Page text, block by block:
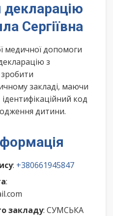
декларацію
Сергіївна
медичної допомоги
з
закладі, маючи
ідентифікаційний код
дитини.
: +380661945847
:
закладу: СУМСЬКА